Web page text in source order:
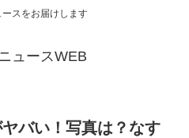
スをお届けします
ュースWEB
バい！写真は？なす